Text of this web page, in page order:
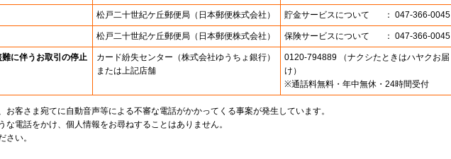
松戸二十世紀ケ丘郵便局 （日本郵便株式会社） 貯金サービスについて ： 047-366-0045
松戸二十世紀ケ丘郵便局 （日本郵便株式会社） 保険サービスについて ： 047-366-0045
に伴うお取引の停止 カード紛失センター （株式会社ゆうちょ銀行）
または上記店舗
0120-794889 （ナクシたときはハヤクお届
け）
※通話料無料・年中無休・24時間受付
お客さま宛てに自動音声等による不審な電話がかかってくる事案が発生しています。
な電話をかけ、個人情報をお尋ねすることはありません。
さい。